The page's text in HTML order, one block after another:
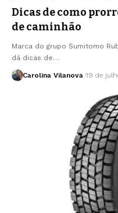
Dicas de como
de caminhão
Marca do grupo Sumitomo
dá dicas de…
Carolina Vilanova 19 de